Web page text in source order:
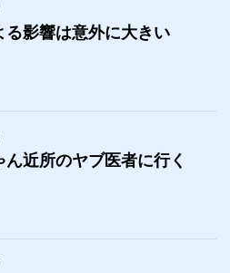
る影響は意外に大きい
ん近所のヤブ医者に行く